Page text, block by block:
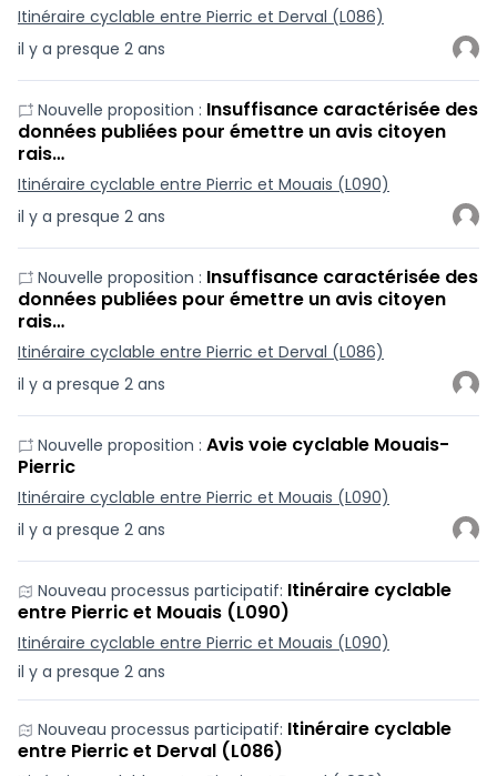
il y a presque 2 ans
Itinéraire cyclable entre Pierric et Derval (L086)
il y a presque 2 ans
Nouvelle proposition : Insuffisance caractérisée des
données publiées pour émettre un avis citoyen
rais…
Itinéraire cyclable entre Pierric et Mouais (L090)
il y a presque 2 ans
Nouvelle proposition : Insuffisance caractérisée des
données publiées pour émettre un avis citoyen
rais…
Itinéraire cyclable entre Pierric et Derval (L086)
il y a presque 2 ans
Nouvelle proposition : Avis voie cyclable Mouais-
Pierric
Itinéraire cyclable entre Pierric et Mouais (L090)
il y a presque 2 ans
Nouveau processus participatif: Itinéraire cyclable
entre Pierric et Mouais (L090)
Itinéraire cyclable entre Pierric et Mouais (L090)
Nouveau processus participatif: Itinéraire cyclable
entre Pierric et Derval (L086)